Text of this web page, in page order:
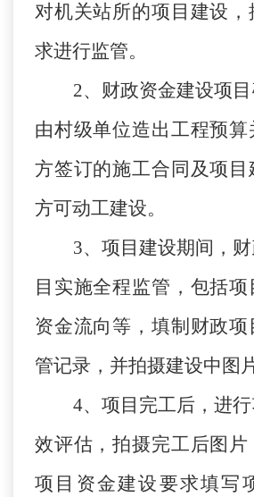
对机关站所的项目建设
求进行监管。
2、财政资金建设项
由村级单位造出工程预
方签订的施工合同及项
方可动工建设。
3、项目建设期间，
目实施全程监管，包括项
资金流向等，填制财政
管记录，并拍摄建设中图片
4、项目完工后，进
效评估，拍摄完工后图片
项目资金建设要求填写